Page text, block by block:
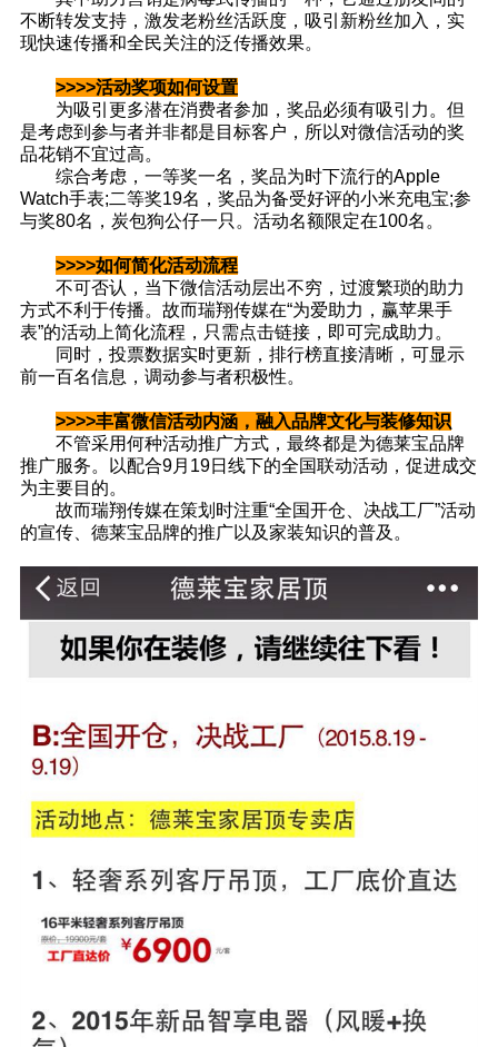
不断转发支持，激发老粉丝活跃度，吸引新粉丝加入，实
现快速传播和全民关注的泛传播效果。
>>>>活动奖项如何设置
为吸引更多潜在消费者参加，奖品必须有吸引力。但
是考虑到参与者并非都是目标客户，所以对微信活动的奖
品花销不宜过高。
综合考虑，一等奖一名，奖品为时下流行的Apple
Watch手表;二等奖19名，奖品为备受好评的小米充电宝;参
与奖80名，炭包狗公仔一只。活动名额限定在100名。
>>>>如何简化活动流程
不可否认，当下微信活动层出不穷，过渡繁琐的助力
方式不利于传播。故而瑞翔传媒在“为爱助力，赢苹果手
表”的活动上简化流程，只需点击链接，即可完成助力。
同时，投票数据实时更新，排行榜直接清晰，可显示
前一百名信息，调动参与者积极性。
>>>>丰富微信活动内涵，融入品牌文化与装修知识
不管采用何种活动推广方式，最终都是为德莱宝品牌
推广服务。以配合9月19日线下的全国联动活动，促进成交
为主要目的。
故而瑞翔传媒在策划时注重“全国开仓、决战工厂”活动
的宣传、德莱宝品牌的推广以及家装知识的普及。